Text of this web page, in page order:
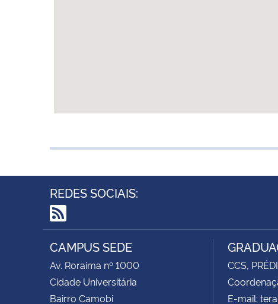
REDES SOCIAIS:
RSS
CAMPUS SEDE
Av. Roraima nº 1000
Cidade Universitária
Bairro Camobi
CCS,
E-mail: